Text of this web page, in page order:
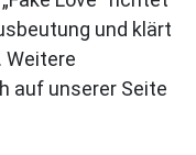
und klärt
Weitere
auf unserer Seite